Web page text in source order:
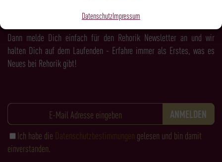
DatenschutzImpressum
Dann melde Dich einfach für den Rehorik Newsletter an und wir
halten Dich auf dem Laufenden - Erfahre immer als Erstes, was es
Neues bei Rehorik gibt!
Ich habe die Datenschutzbestimmungen gelesen und bin damit
einverstanden.